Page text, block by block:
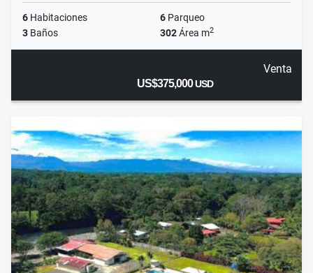
6 Habitaciones 6 Parqueo
3 Baños 302Área m2
Venta
US$375,000USD